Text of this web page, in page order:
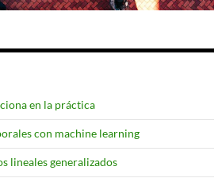
en la práctica
con machine learning
lineales generalizados